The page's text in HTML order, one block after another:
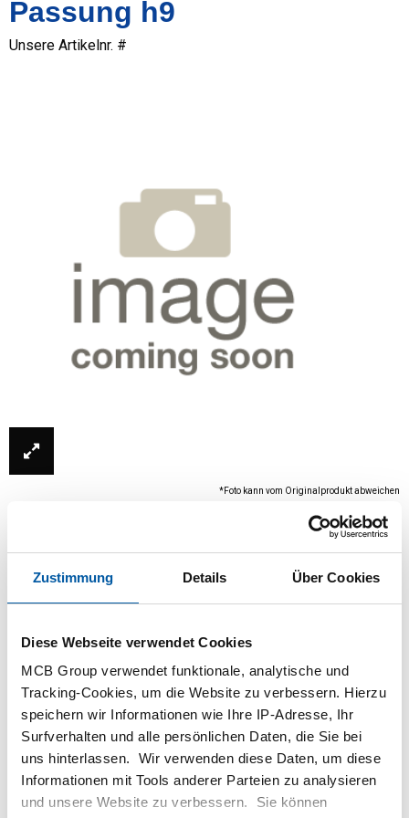
Zustimmung Details Über Cookies
Diese Webseite verwendet Cookies
MCB Group verwendet funktionale, analytische und
Tracking-Cookies, um die Website zu verbessern. Hierzu
speichern wir Informationen wie Ihre IP-Adresse, Ihr
Surfverhalten und alle persönlichen Daten, die Sie bei
uns hinterlassen. Wir verwenden diese Daten, um diese
Informationen mit Tools anderer Parteien zu analysieren
und unsere Website zu verbessern. Sie können
Passung h9
Unsere Artikelnr. #
*Foto kann vom Originalprodukt abweichen
Dieses Produkt ist derzeit nicht online verfügbar.
Bitte wenden Sie sich an unsere
Verkaufsabteilung.
Bestellen mit Ihren eigenen Artikelnummern